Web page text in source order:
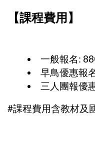
【課程費用】
一般報名:
早鳥優惠報
三人團報優
#課程費用含教材及